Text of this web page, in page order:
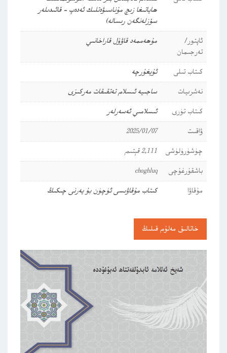
ھاياتىغا زىچ مۇناسىۋەتلىك ئەدەپ – قائىدىلەر
سۆزلەنگەن رىسالە)
ئاپتور/
تەرجىمان
مۇھەممەد قاۋۇل قاراخانىي
كىتاب تىلى
ئۇيغۇرچە
نەشرىيات
ساجىيە ئىسلام تەتقىقات مەركىزى
كىتاب تۈرى
ئىسلامىي ئەسەرلەر
ۋاقىت
2025/01/07
چۈشۈرۈلۈشى
2,111 قېتىم
باشقۇرغۇچى
choghluq
مۇقاۋا
كىتاب مۇقاۋىسى ئۈچۈن بۇ يەرنى چىكىڭ
خاتالىق مەلۇم قىلىڭ